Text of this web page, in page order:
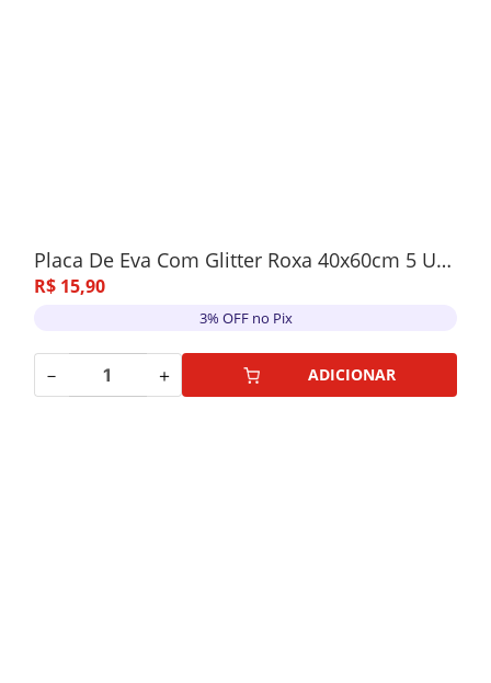
Placa De Eva Com Glitter Roxa 40x60cm 5 Unidades
R$ 15,90
3% OFF no Pix
－ ＋ ADICIONAR